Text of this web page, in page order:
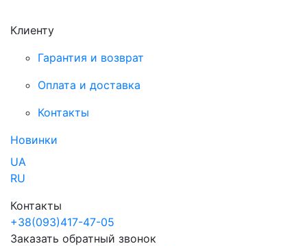
Клиенту
Гарантия и возврат
Оплата и доставка
Контакты
Новинки
UA
RU
Контакты
+38(093)417-47-05
Заказать обратный звонок